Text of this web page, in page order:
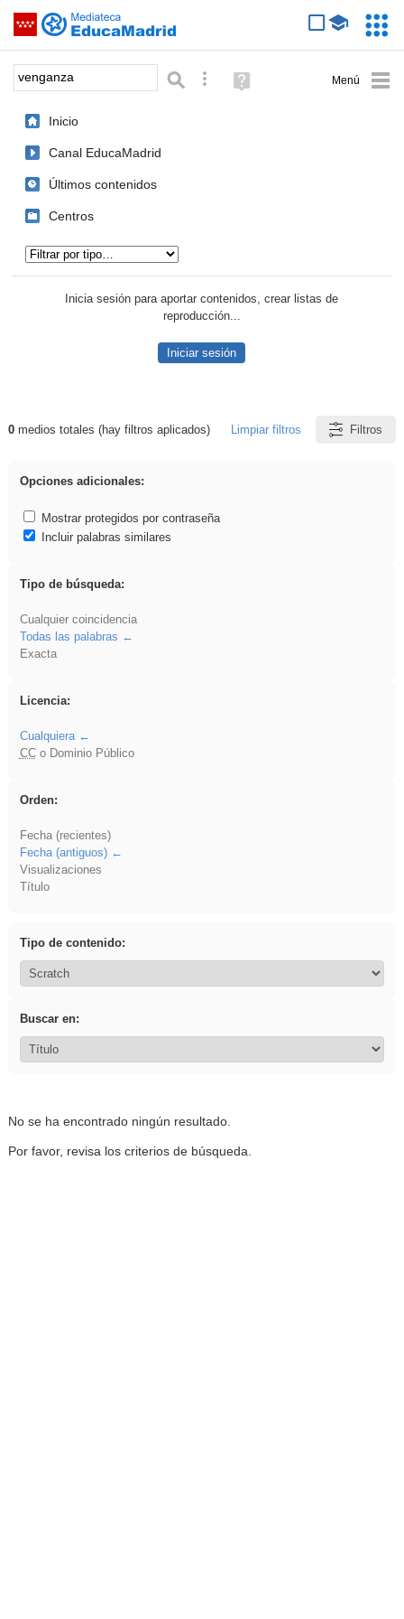
Saltar navegación
Palabra o frase: Búsqueda avanzada
Ayuda
(en
Inicio
Canal EducaMadrid
Últimos contenidos
Centros
Inicia sesión para aportar contenidos, crear listas de
reproducción...
Iniciar sesión
Resultados de: venganza
0medios totales (hay filtros aplicados) Limpiar filtros Filtros
Opciones adicionales:
Mostrar protegidos por contraseña
Incluir palabras similares
Tipo de búsqueda:
Cualquier coincidencia
Todas las palabras
Exacta
Licencia:
Cualquiera
CCo Dominio Público
Orden:
Fecha (recientes)
Fecha (antiguos)
Visualizaciones
Título
Tipo de contenido:
Buscar en:
No se ha encontrado ningún resultado.
Por favor, revisa los criterios de búsqueda.